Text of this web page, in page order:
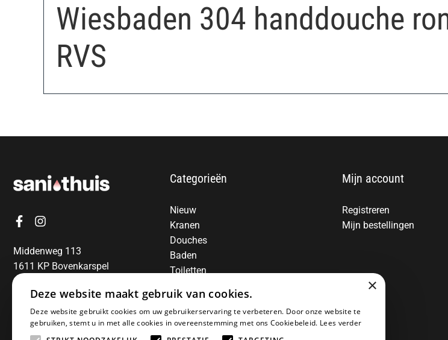
Wiesbaden 304 handdouche
RVS
Middenweg 113
1611 KP Bovenkarspel
06-13850797
Categorieën
Nieuw
Kranen
Douches
Baden
Toiletten
Spiegels
Wastafels
Badkamermeubelen
Mijn account
Registreren
Mijn bestellingen
×
Deze website maakt gebruik van cookies.
Deze website gebruikt cookies om uw gebruikerservaring te verbeteren. Door onze website te
gebruiken, stemt u in met alle cookies in overeenstemming met ons Cookiebeleid. Lees verder